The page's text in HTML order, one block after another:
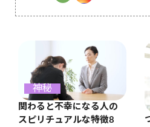
神秘
関わると不幸になる人の
スピリチュアルな特徴8